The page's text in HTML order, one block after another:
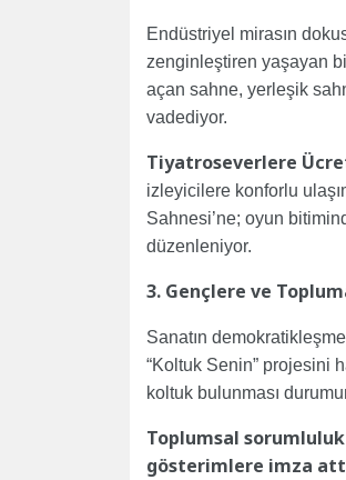
Endüstriyel mirasın
zenginleştiren yaşayan
açan sahne, yerleşik
vadediyor.
Tiyatroseverlere
izleyicilere konforlu
Sahnesi’ne; oyun
düzenleniyor.
3. Gençlere ve
Sanatın
“Koltuk Senin” projesini
koltuk bulunması
Toplumsal
gösterimlere imza